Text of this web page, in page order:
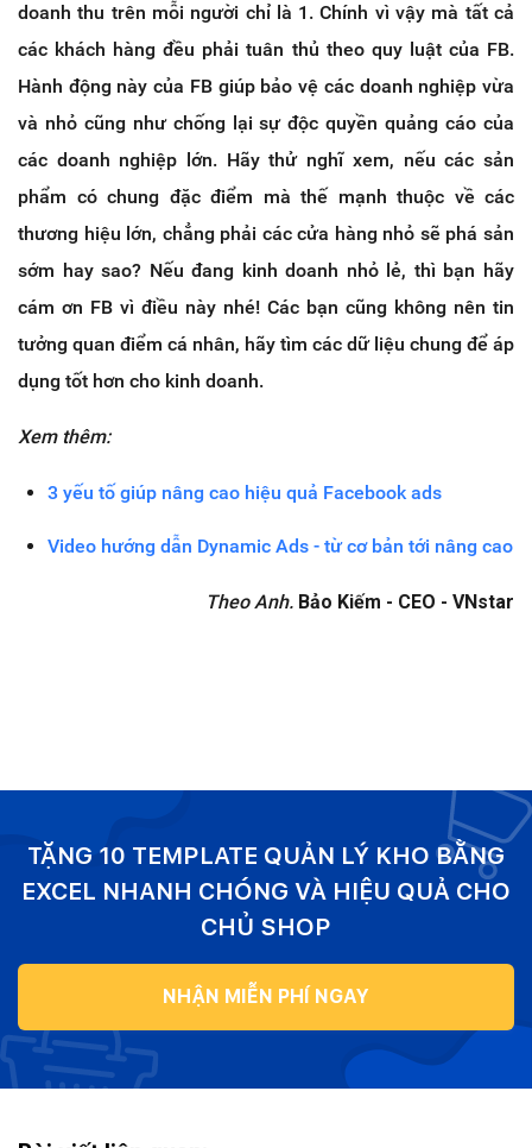
doanh thu trên mỗi người chỉ là 1. Chính vì vậy mà tất cả
các khách hàng đều phải tuân thủ theo quy luật của FB.
Hành động này của FB giúp bảo vệ các doanh nghiệp vừa
và nhỏ cũng như chống lại sự độc quyền quảng cáo của
các doanh nghiệp lớn. Hãy thử nghĩ xem, nếu các sản
phẩm có chung đặc điểm mà thế mạnh thuộc về các
thương hiệu lớn, chẳng phải các cửa hàng nhỏ sẽ phá sản
sớm hay sao? Nếu đang kinh doanh nhỏ lẻ, thì bạn hãy
cám ơn FB vì điều này nhé! Các bạn cũng không nên tin
tưởng quan điểm cá nhân, hãy tìm các dữ liệu chung để áp
dụng tốt hơn cho kinh doanh.
Xem thêm:
3 yếu tố giúp nâng cao hiệu quả Facebook ads
Video hướng dẫn Dynamic Ads - từ cơ bản tới nâng cao
Theo Anh. Bảo Kiếm - CEO - VNstar
TẶNG 10 TEMPLATE QUẢN LÝ KHO BẰNG
EXCEL NHANH CHÓNG VÀ HIỆU QUẢ CHO
CHỦ SHOP
NHẬN MIỄN PHÍ NGAY